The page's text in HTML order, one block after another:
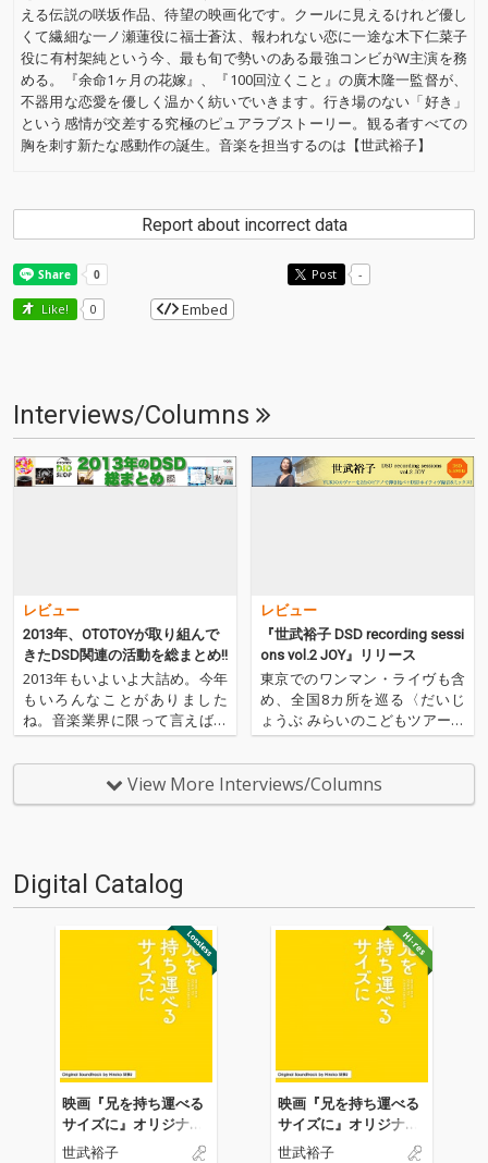
える伝説の咲坂作品、待望の映画化です。クールに見えるけれど優し
くて繊細な一ノ瀬蓮役に福士蒼汰、報われない恋に一途な木下仁菜子
役に有村架純という今、最も旬で勢いのある最強コンビがW主演を務
める。『余命1ヶ月の花嫁』、『100回泣くこと』の廣木隆一監督が、
不器用な恋愛を優しく温かく紡いでいきます。行き場のない「好き」
という感情が交差する究極のピュアラブストーリー。観る者すべての
胸を刺す新たな感動作の誕生。音楽を担当するのは【世武裕子】
Report about incorrect data
Post -
Like! 0 Embed
Interviews/Columns
レビュー
2013年、OTOTOYが取り組んで
きたDSD関連の活動を総まとめ!!
2013年もいよいよ大詰め。今年
もいろんなことがありました
ね。音楽業界に限って言えば、
2013年はSONYが"ハイレゾ音
源"対応の再生機器を一挙に発表
したことで、CD以上の音質で音
楽を聴くということが、かなり
レビュー
『世武裕子 DSD recording sessi
ons vol.2 JOY』リリース
東京でのワンマン・ライヴも含
め、全国8カ所を巡る〈だいじ
ょうぶ みらいのこどもツアー〉
を終えたシンガー・ソングライ
ターの世武裕子。映像音楽作家
としても、楽曲提供という形で
新たな活躍を見せる彼女のピア
View More Interviews/Columns
Digital Catalog
映画『兄を持ち運べる
サイズに』オリジナ
ル・サウンドトラック
世武裕子
映画『兄を持ち運べる
サイズに』オリジナ
ル・サウンドトラック
世武裕子